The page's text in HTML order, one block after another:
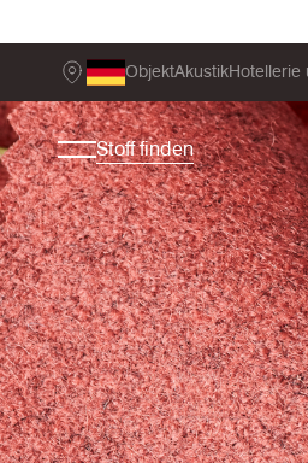
ObjektAkustikHotellerie
Stoff finden